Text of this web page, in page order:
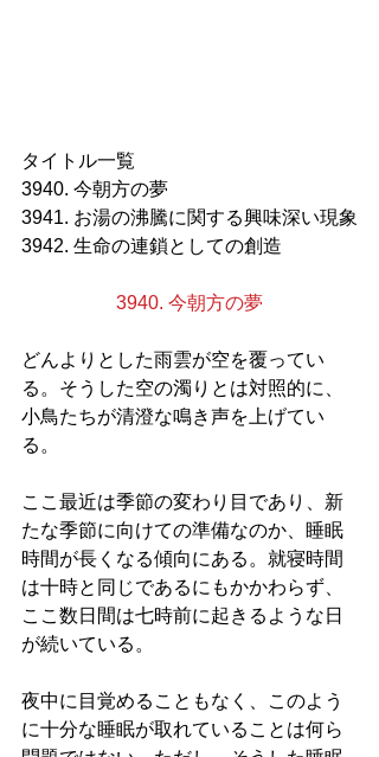
タイトル一覧
3940. 今朝方の夢
3941. お湯の沸騰に関する興味深い現象
3942. 生命の連鎖としての創造
3940. 今朝方の夢
どんよりとした雨雲が空を覆ってい
る。そうした空の濁りとは対照的に、
小鳥たちが清澄な鳴き声を上げてい
る。
ここ最近は季節の変わり目であり、新
たな季節に向けての準備なのか、睡眠
時間が長くなる傾向にある。就寝時間
は十時と同じであるにもかかわらず、
ここ数日間は七時前に起きるような日
が続いている。
夜中に目覚めることもなく、このよう
に十分な睡眠が取れていることは何ら